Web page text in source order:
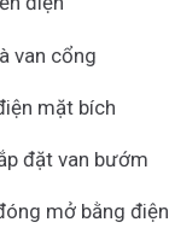
van cổng
mặt bích
đặt van bướm
mở bằng điện